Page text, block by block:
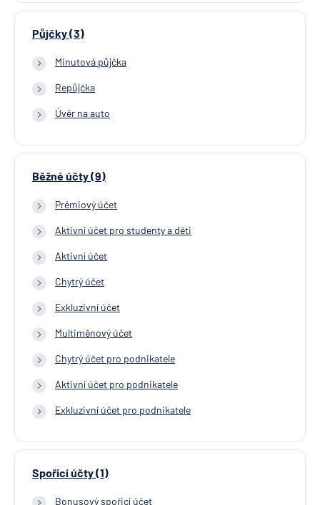
Půjčky (3)
Minutová půjčka
Repůjčka
Úvěr na auto
Běžné účty (9)
Prémiový účet
Aktivní účet pro studenty a děti
Aktivní účet
Chytrý účet
Exkluzivní účet
Multiměnový účet
Chytrý účet pro podnikatele
Aktivní účet pro podnikatele
Exkluzivní účet pro podnikatele
Spořicí účty (1)
Bonusový spořicí účet